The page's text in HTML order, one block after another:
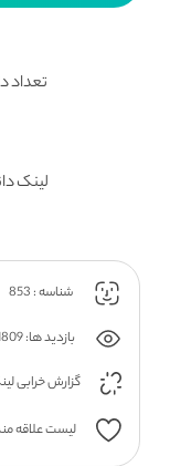
تعداد
لینک
شناسه : 853
بازدید ها: 1809
گزارش خرابی
لیست علاقه